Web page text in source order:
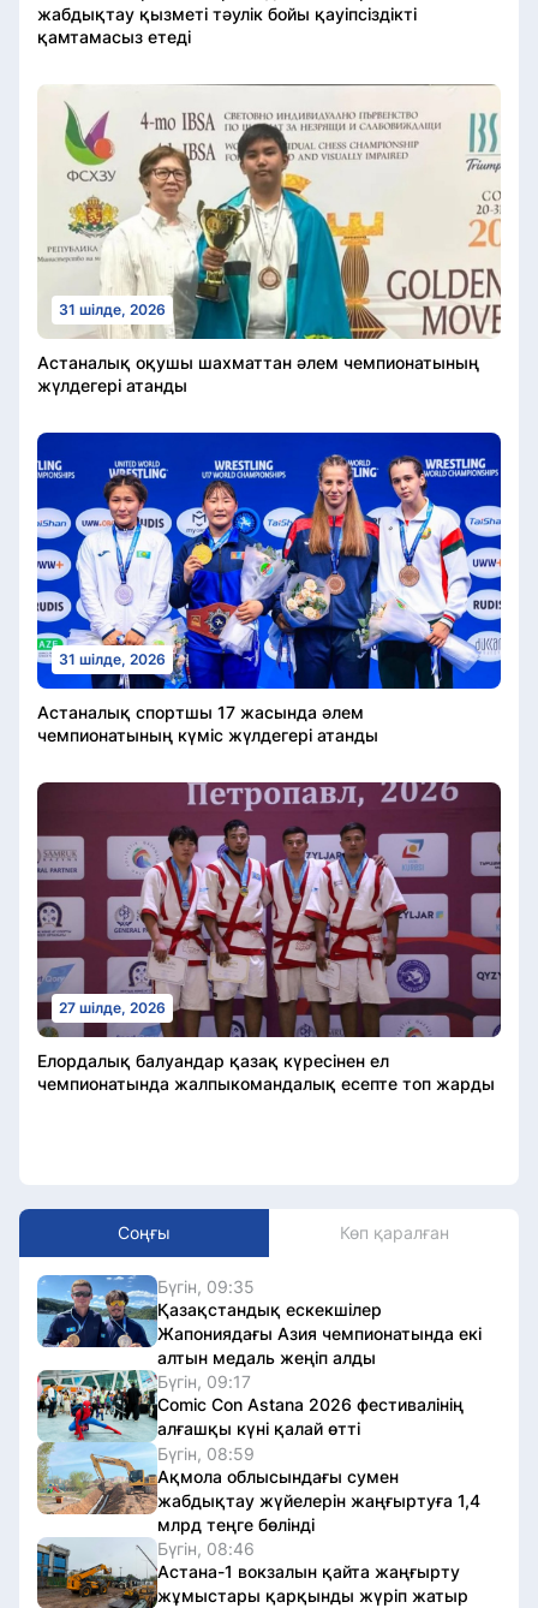
жабдықтау қызметі тәулік бойы қауіпсіздікті
қамтамасыз етеді
31 шілде, 2026
Астаналық оқушы шахматтан әлем чемпионатының
жүлдегері атанды
31 шілде, 2026
Астаналық спортшы 17 жасында әлем
чемпионатының күміс жүлдегері атанды
27 шілде, 2026
Елордалық балуандар қазақ күресінен ел
чемпионатында жалпыкомандалық есепте топ жарды
Соңғы Көп қаралған
Бүгін, 09:35
Қазақстандық ескекшілер
Жапониядағы Азия чемпионатында екі
алтын медаль жеңіп алды
Бүгін, 09:17
Comic Con Astana 2026 фестивалінің
алғашқы күні қалай өтті
Бүгін, 08:59
Ақмола облысындағы сумен
жабдықтау жүйелерін жаңғыртуға 1,4
млрд теңге бөлінді
Бүгін, 08:46
Астана-1 вокзалын қайта жаңғырту
жұмыстары қарқынды жүріп жатыр